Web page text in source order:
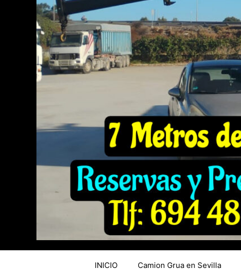
INICIO Camion Grua en Sevilla